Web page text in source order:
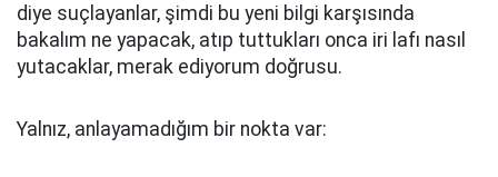
diye suçlayanlar, şimdi bu yeni bilgi karşısında
bakalım ne yapacak, atıp tuttukları onca iri lafı nasıl
yutacaklar, merak ediyorum doğrusu.
Yalnız, anlayamadığım bir nokta var: